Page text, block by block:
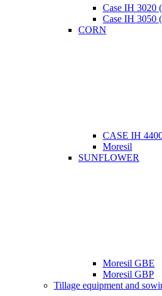
Case IH 3020
Case IH 3050
CORN
CASE IH
Moresil
SUNFLOWER
Moresil GBE
Moresil GBP
Tillage equipment and